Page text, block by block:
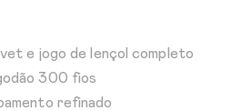
e jogo de lençol completo
300 fios
refinado